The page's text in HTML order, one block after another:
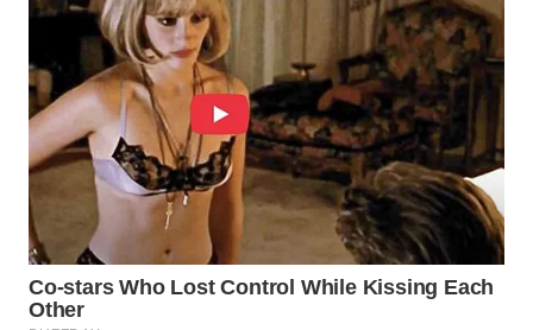
WN
BOROBUDUR
WN
MADURA
WN
SURABAYA
WN
NATUNA